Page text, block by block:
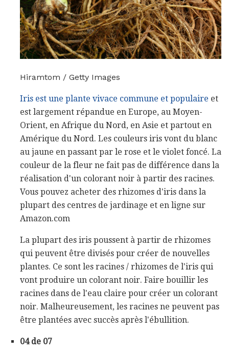
Hiramtom / Getty Images
Iris est une plante vivace commune et populaire et
est largement répandue en Europe, au Moyen-
Orient, en Afrique du Nord, en Asie et partout en
Amérique du Nord. Les couleurs iris vont du blanc
au jaune en passant par le rose et le violet foncé. La
couleur de la fleur ne fait pas de différence dans la
réalisation d'un colorant noir à partir des racines.
Vous pouvez acheter des rhizomes d'iris dans la
plupart des centres de jardinage et en ligne sur
Amazon.com
La plupart des iris poussent à partir de rhizomes
qui peuvent être divisés pour créer de nouvelles
plantes. Ce sont les racines / rhizomes de l'iris qui
vont produire un colorant noir. Faire bouillir les
racines dans de l'eau claire pour créer un colorant
noir. Malheureusement, les racines ne peuvent pas
être plantées avec succès après l'ébullition.
04 de 07